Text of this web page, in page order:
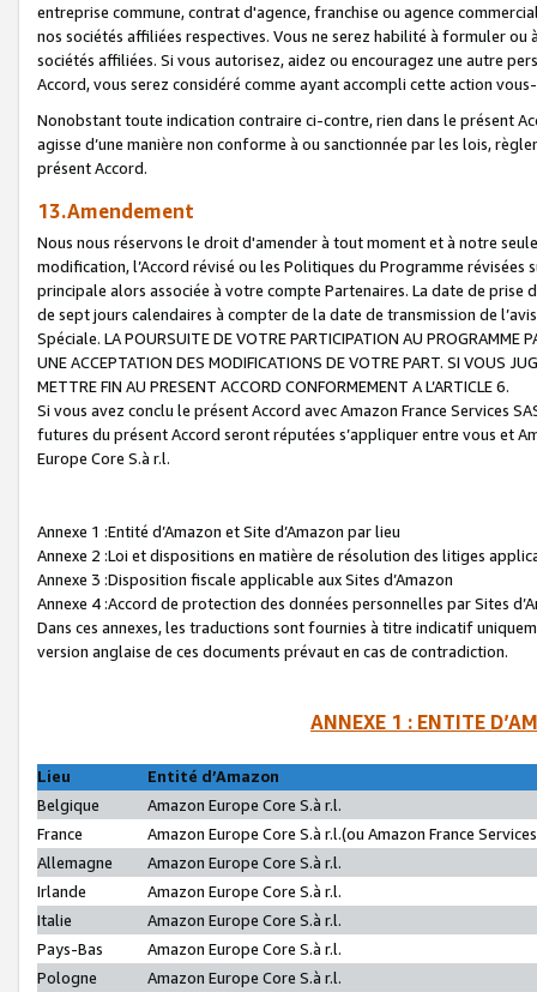
entreprise commune, contrat d'agence, franchise ou agence
nos sociétés affiliées respectives. Vous ne serez habilité à formuler
sociétés affiliées. Si vous autorisez, aidez ou encouragez une autre
Accord, vous serez considéré comme ayant accompli cette action
Nonobstant toute indication contraire ci-contre, rien dans le présent
agisse d’une manière non conforme à ou sanctionnée par les lois,
présent Accord.
13.Amendement
Nous nous réservons le droit d'amender à tout moment et à notre
modification, l’Accord révisé ou les Politiques du Programme
principale alors associée à votre compte Partenaires. La date de
de sept jours calendaires à compter de la date de transmission de
Spéciale. LA POURSUITE DE VOTRE PARTICIPATION AU PROGRAMME
UNE ACCEPTATION DES MODIFICATIONS DE VOTRE PART. SI VOUS
METTRE FIN AU PRESENT ACCORD CONFORMEMENT A L’ARTICLE 6.
Si vous avez conclu le présent Accord avec Amazon France Services
futures du présent Accord seront réputées s’appliquer entre vous et
Europe Core S.à r.l.
Annexe 1 :Entité d’Amazon et Site d’Amazon par lieu
Annexe 2 :Loi et dispositions en matière de résolution des litiges
Annexe 3 :Disposition fiscale applicable aux Sites d’Amazon
Annexe 4 :Accord de protection des données personnelles par Sites
Dans ces annexes, les traductions sont fournies à titre indicatif
version anglaise de ces documents prévaut en cas de contradiction.
ANNEXE 1 : ENTITE
Lieu
Entité d’Amazon
Belgique
Amazon Europe Core S.à r.l.
France
Amazon Europe Core S.à r.l.(ou Amazon France
Allemagne
Amazon Europe Core S.à r.l.
Irlande
Amazon Europe Core S.à r.l.
Italie
Amazon Europe Core S.à r.l.
Pays-Bas
Amazon Europe Core S.à r.l.
Pologne
Amazon Europe Core S.à r.l.